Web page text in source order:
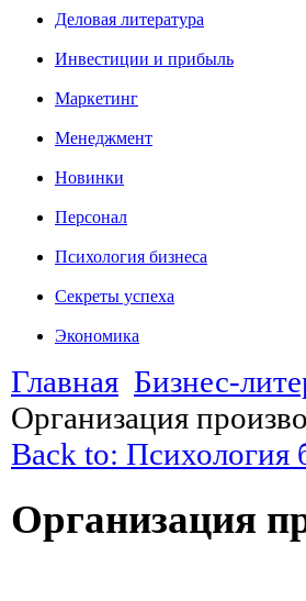
Деловая литература
Инвестиции и прибыль
Маркетинг
Менеджмент
Новинки
Персонал
Психология бизнеса
Секреты успеха
Экономика
Главная Бизнес-
Организация
Back to: Психология
Организация